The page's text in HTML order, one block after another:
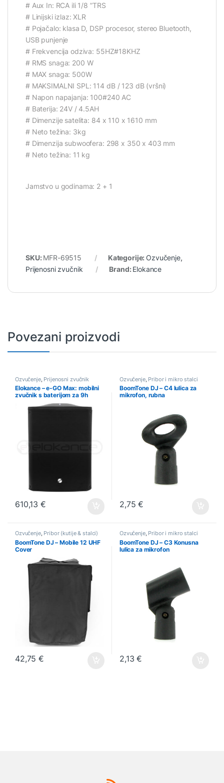
# Aux In: RCA ili 1/8 ”TRS
# Linijski izlaz: XLR
# Pojačalo: klasa D, DSP procesor, stereo Bluetooth,
USB punjenje
# Frekvencija odziva: 55HZ#18KHZ
# RMS snaga: 200 W
# MAX snaga: 500W
# MAKSIMALNI SPL: 114 dB / 123 dB (vršni)
# Napon napajanja: 100#240 AC
# Baterija: 24V / 4.5AH
# Dimenzije satelita: 84 x 110 x 1610 mm
# Neto težina: 3kg
# Dimenzija subwoofera: 298 x 350 x 403 mm
# Neto težina: 11 kg
Jamstvo u godinama: 2 + 1
SKU:MFR-69515 Kategorije:Ozvučenje,
Prijenosni zvučnik
Brand:Elokance
Povezani proizvodi
Ozvučenje, Prijenosni zvučnik
Elokance – e-GO Max: mobilni
zvučnik s baterijom za 9h
610,13€
Ozvučenje, Pribor i mikro stalci
BoomTone DJ – C4 lulica za
mikrofon, rubna
2,75€
Ozvučenje, Pribor (kutije & stalci)
BoomTone DJ – Mobile 12 UHF
Cover
42,75€
Ozvučenje, Pribor i mikro stalci
BoomTone DJ – C3 Konusna
lulica za mikrofon
2,13€